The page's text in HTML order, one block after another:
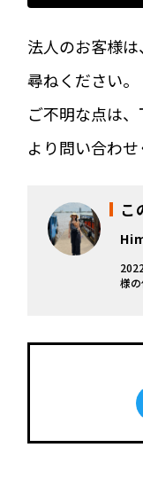
法人のお客様
尋ねください。
ご不明な点は、
より問い合わせ
こ
様の